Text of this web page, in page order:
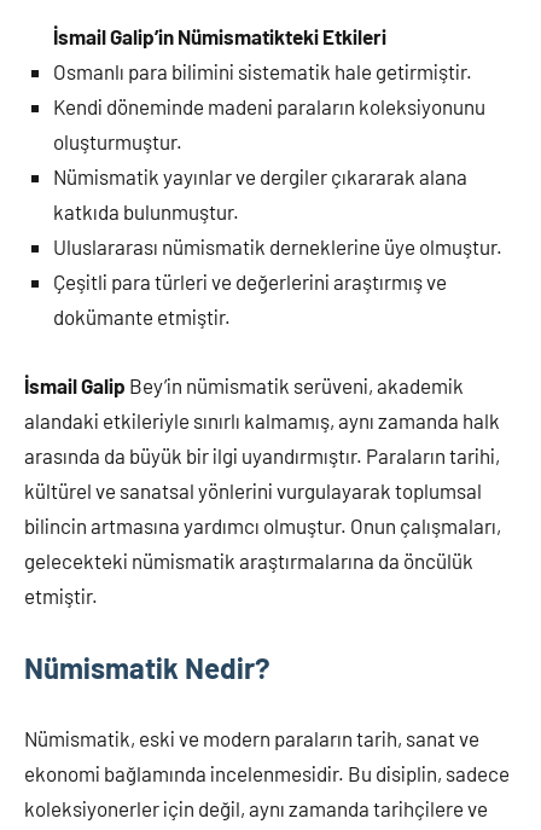
İsmail Galip’in Nümismatikteki Etkileri
Osmanlı para bilimini sistematik hale getirmiştir.
Kendi döneminde madeni paraların koleksiyonunu
oluşturmuştur.
Nümismatik yayınlar ve dergiler çıkararak alana
katkıda bulunmuştur.
Uluslararası nümismatik derneklerine üye olmuştur.
Çeşitli para türleri ve değerlerini araştırmış ve
dokümante etmiştir.
İsmail Galip Bey’in nümismatik serüveni, akademik
alandaki etkileriyle sınırlı kalmamış, aynı zamanda halk
arasında da büyük bir ilgi uyandırmıştır. Paraların tarihi,
kültürel ve sanatsal yönlerini vurgulayarak toplumsal
bilincin artmasına yardımcı olmuştur. Onun çalışmaları,
gelecekteki nümismatik araştırmalarına da öncülük
etmiştir.
Nümismatik Nedir?
Nümismatik, eski ve modern paraların tarih, sanat ve
ekonomi bağlamında incelenmesidir. Bu disiplin, sadece
koleksiyonerler için değil, aynı zamanda tarihçilere ve